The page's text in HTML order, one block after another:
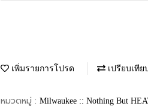
เพิ่มรายการโปรด เปรียบเทีย
หมวดหมู่ : Milwaukee :: Nothing But